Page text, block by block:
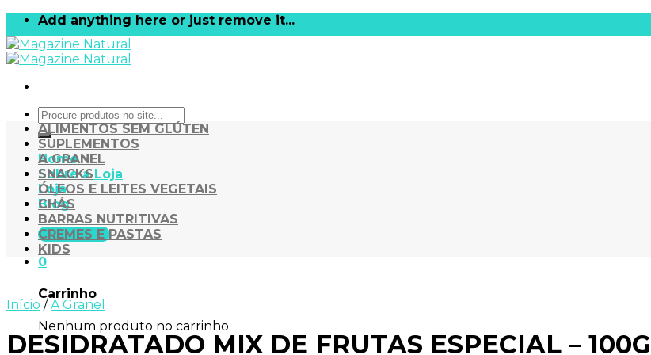
Skip
to
content
Add anything here or just remove it...
Pesquisar
por:
Home
Sobre a Loja
Loja
Blog
CARRINHO
0
Carrinho
Nenhum produto no carrinho.
ALIMENTOS SEM GLÚTEN
SUPLEMENTOS
A GRANEL
SNACKS
ÓLEOS E LEITES VEGETAIS
CHÁS
BARRAS NUTRITIVAS
CREMES E PASTAS
KIDS
Início / A Granel
DESIDRATADO MIX DE FRUTAS ESPECIAL – 100G